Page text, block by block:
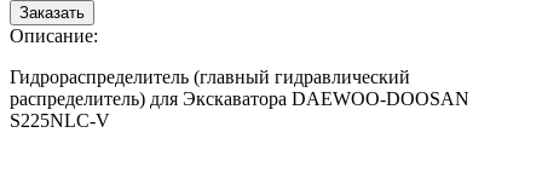
Описание:
Гидрораспределитель (главный гидравлический
распределитель) для Экскаватора DAEWOO-DOOSAN
S225NLC-V